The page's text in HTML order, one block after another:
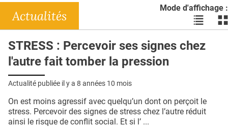
DOSSIERS
RÉSEAUX
E-REVUE SAD
QUI SOMMES-NOUS ?
Mode d'affichage :
Voir
les
en
les
Actualités
STRESS : Percevoir ses signes chez
l'autre fait tomber la pression
Actualité publiée il y a 8 années 10 mois
On est moins agressif avec quelqu’un dont on perçoit le
stress. Percevoir des signes de stress chez l’autre réduit
ainsi le risque de conflit social. Et si l’ ...